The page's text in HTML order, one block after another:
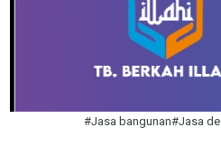
#Jasa bangunan#Jasa